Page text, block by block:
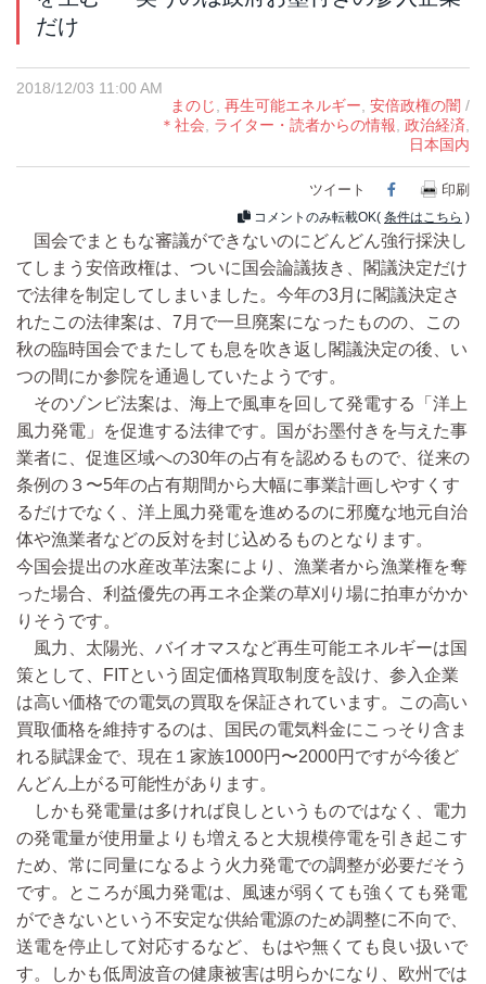
だけ
2018/12/03 11:00 AM
まのじ
再生可能エネルギー 安倍政権の闇 /
＊社会
ライター・読者からの情報 政治経済
日本国内
ツイート Facebook
印刷
コメントのみ転載OK( 条件はこちら )
国会でまともな審議ができないのにどんどん強行採決し
てしまう安倍政権は、ついに国会論議抜き、閣議決定だけ
で法律を制定してしまいました。今年の3月に閣議決定さ
れたこの法律案は、7月で一旦廃案になったものの、この
秋の臨時国会でまたしても息を吹き返し閣議決定の後、い
つの間にか参院を通過していたようです。
そのゾンビ法案は、海上で風車を回して発電する「洋上
風力発電」を促進する法律です。国がお墨付きを与えた事
業者に、促進区域への30年の占有を認めるもので、従来の
条例の３〜5年の占有期間から大幅に事業計画しやすくす
るだけでなく、洋上風力発電を進めるのに邪魔な地元自治
体や漁業者などの反対を封じ込めるものとなります。
今国会提出の水産改革法案により、漁業者から漁業権を奪
った場合、利益優先の再エネ企業の草刈り場に拍車がかか
りそうです。
風力、太陽光、バイオマスなど再生可能エネルギーは国
策として、FITという固定価格買取制度を設け、参入企業
は高い価格での電気の買取を保証されています。この高い
買取価格を維持するのは、国民の電気料金にこっそり含ま
れる賦課金で、現在１家族1000円〜2000円ですが今後ど
んどん上がる可能性があります。
しかも発電量は多ければ良しというものではなく、電力
の発電量が使用量よりも増えると大規模停電を引き起こす
ため、常に同量になるよう火力発電での調整が必要だそう
です。ところが風力発電は、風速が弱くても強くても発電
ができないという不安定な供給電源のため調整に不向で、
送電を停止して対応するなど、もはや無くても良い扱いで
す。しかも低周波音の健康被害は明らかになり、欧州では